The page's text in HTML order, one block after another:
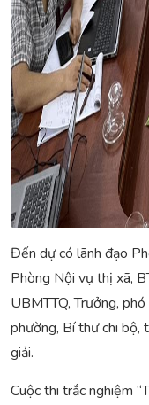
Đến dự có lãnh đạo
Phòng Nội vụ thị xã,
UBMTTQ, Trưởng,
phường, Bí thư chi bộ,
giải.
Cuộc thi trắc nghiệm